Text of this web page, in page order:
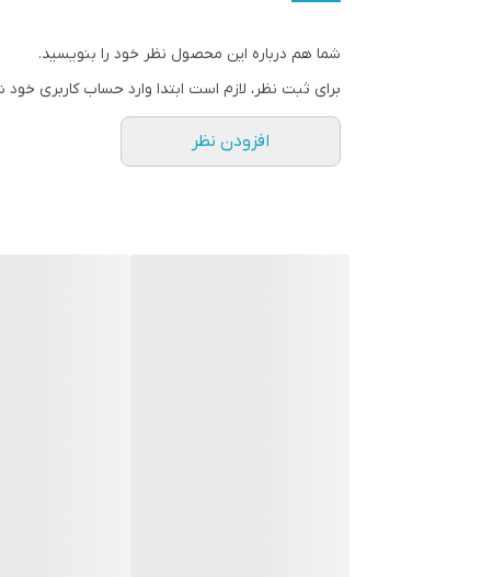
شما هم درباره این محصول نظر خود را بنویسید.
برای ثبت نظر، لازم است ابتدا وارد حساب کاربری خود
افزودن نظر